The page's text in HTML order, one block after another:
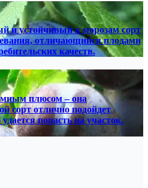
и устойчивый к морозам сорт
отличающийся плодами
качеств.
плюсом – она
сорт отлично подойдет
попасть на участок.